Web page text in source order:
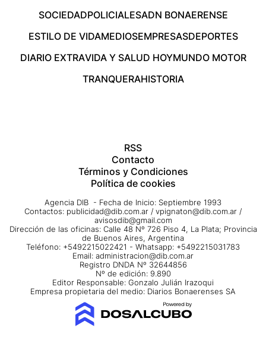
SOCIEDADPOLICIALESADN BONAERENSE
ESTILO DE VIDAMEDIOSEMPRESASDEPORTES
DIARIO EXTRAVIDA Y SALUD HOYMUNDO MOTOR
TRANQUERAHISTORIA
RSS
Contacto
Términos y Condiciones
Política de cookies
Agencia DIB - Fecha de Inicio: Septiembre 1993
Contactos: publicidad@dib.com.ar / vpignaton@dib.com.ar /
avisosdib@gmail.com
Dirección de las oficinas: Calle 48 Nº 726 Piso 4, La Plata; Provincia
de Buenos Aires, Argentina
Teléfono: +5492215022421 - Whatsapp: +5492215031783
Email: administracion@dib.com.ar
Registro DNDA Nº 32644856
Nº de edición: 9.890
Editor Responsable: Gonzalo Julián Irazoqui
Empresa propietaria del medio: Diarios Bonaerenses SA